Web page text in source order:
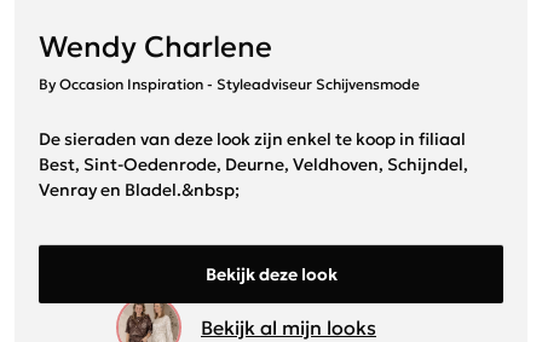
Wendy Charlene
By Occasion Inspiration - Styleadviseur Schijvensmode
De sieraden van deze look zijn enkel te koop in filiaal
Best, Sint-Oedenrode, Deurne, Veldhoven, Schijndel,
Venray en Bladel.&nbsp;
Bekijk deze look
Bekijk al mijn looks